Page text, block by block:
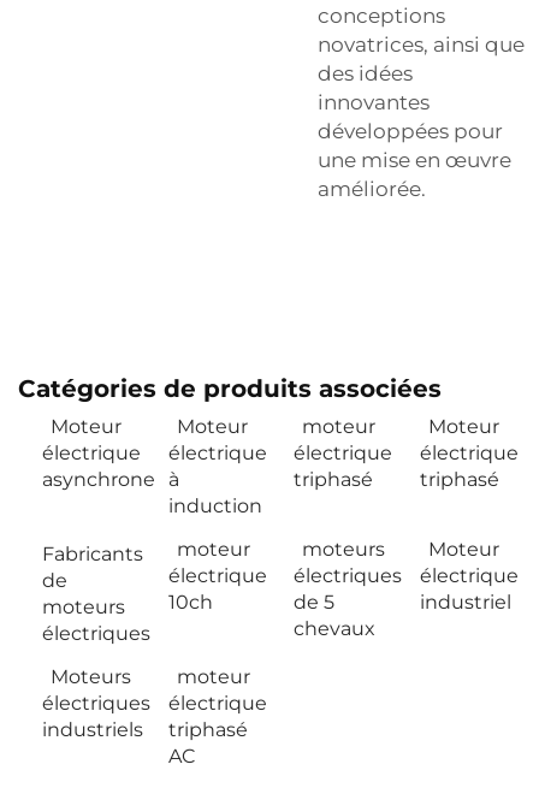
conceptions
novatrices, ainsi que
des idées
innovantes
développées pour
une mise en œuvre
améliorée.
Catégories de produits associées
Moteur
électrique
asynchrone
Moteur
électrique
à
induction
moteur
électrique
triphasé
Moteur
électrique
triphasé
Fabricants
de
moteurs
électriques
moteur
électrique
10ch
moteurs
électriques
de 5
chevaux
Moteur
électrique
industriel
Moteurs
électriques
industriels
moteur
électrique
triphasé
AC